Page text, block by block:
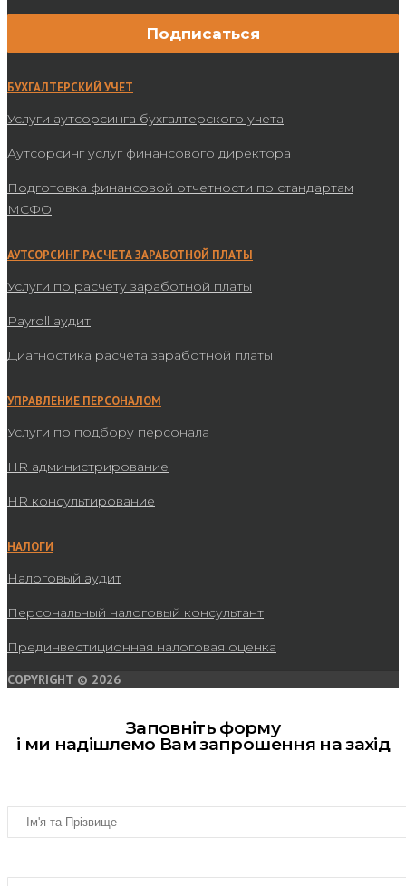
БУХГАЛТЕРСКИЙ УЧЕТ
Услуги аутсорсинга бухгалтерского учета
Аутсорсинг услуг финансового директора
Подготовка финансовой отчетности по стандартам
МСФО
АУТСОРСИНГ РАСЧЕТА ЗАРАБОТНОЙ ПЛАТЫ
Услуги по расчету заработной платы
Payroll аудит
Диагностика расчета заработной платы
УПРАВЛЕНИЕ ПЕРСОНАЛОМ
Услуги по подбору персонала
HR администрирование
HR консультирование
НАЛОГИ
Налоговый аудит
Персональный налоговый консультант
Прединвестиционная налоговая оценка
COPYRIGHT © 2026
Заповніть форму
і ми надішлемо Вам запрошення на захід